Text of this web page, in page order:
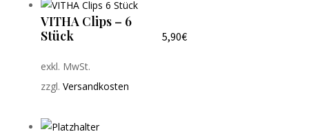
VITHA Clips – 6
Stück
5,90€
exkl. MwSt.
zzgl. Versandkosten